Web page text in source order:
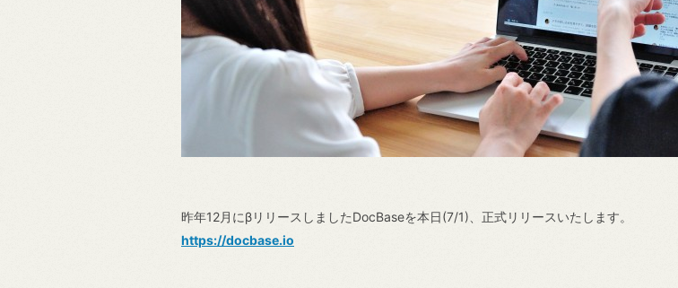
昨年12月にβリリースしましたDocBaseを本日(7/1)、正式リリースいたします。
https://docbase.io